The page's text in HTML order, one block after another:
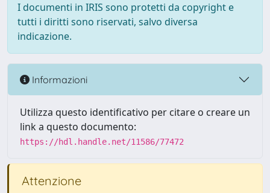
I documenti in IRIS sono protetti da copyright e
tutti i diritti sono riservati, salvo diversa
indicazione.
Informazioni
Utilizza questo identificativo per citare o creare un
link a questo documento:
https://hdl.handle.net/11586/77472
Attenzione